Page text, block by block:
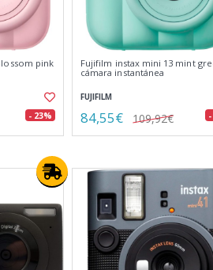
pink
- 23%
Fujifilm instax mini 13 mint
cámara instantánea
FUJIFILM
84,55€ 109,92€